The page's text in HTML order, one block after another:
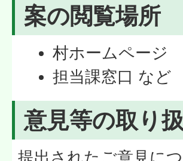
案の閲覧場所
村ホームページ
担当課窓口 など
意見等の取り
提出されたご意見に